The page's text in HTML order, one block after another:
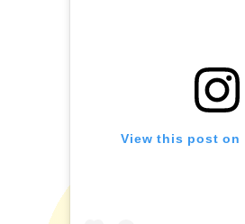
View this post on